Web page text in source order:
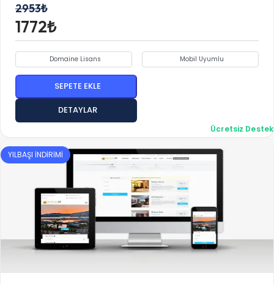
2953₺
1772₺
Ücretsiz Destek
Domaine Lisans Mobil Uyumlu
SEPETE EKLE
DETAYLAR
YILBAŞI İNDİRİMİ